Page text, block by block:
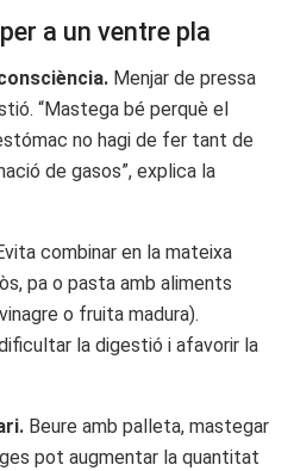
a un ventre pla
Menjar de pressa
“Mastega bé perquè el
no hagi de fer tant de
de gasos”, explica la
combinar en la mateixa
pa o pasta amb aliments
o fruita madura).
la digestió i afavorir la
Beure amb palleta, mastegar
pot augmentar la quantitat